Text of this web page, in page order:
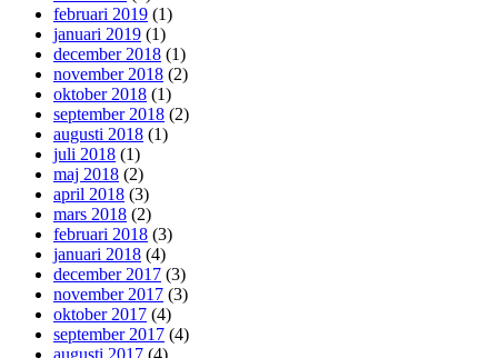
februari 2019 (1)
januari 2019 (1)
december 2018 (1)
november 2018 (2)
oktober 2018 (1)
september 2018 (2)
augusti 2018 (1)
juli 2018 (1)
maj 2018 (2)
april 2018 (3)
mars 2018 (2)
februari 2018 (3)
januari 2018 (4)
december 2017 (3)
november 2017 (3)
oktober 2017 (4)
september 2017 (4)
augusti 2017 (4)